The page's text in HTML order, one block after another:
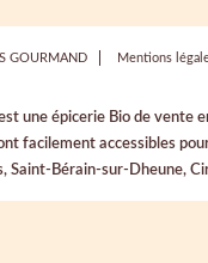
GOURMAND Mentions
une épicerie Bio de
facilement accessibles
Saint-Bérain-sur-Dheune,